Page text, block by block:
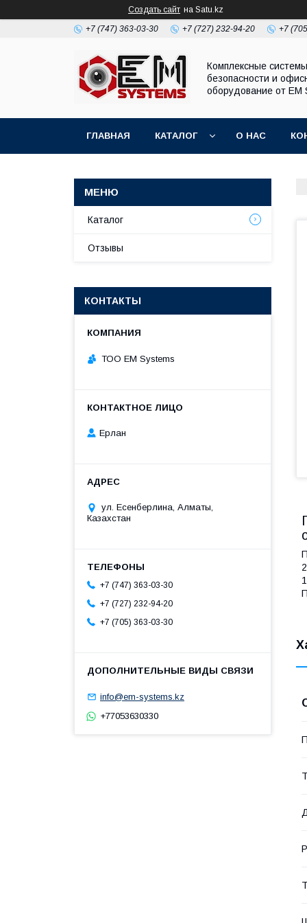
Создать сайт на Satu.kz
+7 (747) 363-03-30 +7 (727) 232-94-20 +7
Комплексные системы
безопасности и
оборудование от EM
ГЛАВНАЯ КАТАЛОГ О НАС
Каталог
Отзывы
КОНТАКТЫ
ТОО EM Systems
Ерлан
ул. Есенберлина, Алматы,
Казахстан
+7 (747) 363-03-30
+7 (727) 232-94-20
+7 (705) 363-03-30
info@em-systems.kz
+77053630330